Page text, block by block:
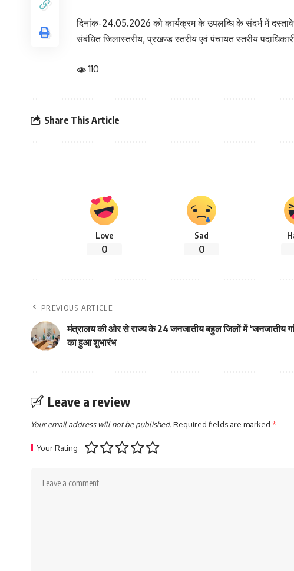
दिनांक-24.05.2026 को कार्यक्रम के उपलब्धि के संदर्भ में
संबंधित जिलास्तरीय, प्रखण्ड स्तरीय एवं पंचायत स्तरीय
110
Share This Article
Love
0
Sad
0
PREVIOUS ARTICLE
मंत्रालय की ओर से राज्य के 24 जनजातीय बहुल जिलों में ‘जनजातीय
का हुआ शुभारंभ
Leave a review
Your email address will not be published.Required fields are marked *
Your Rating